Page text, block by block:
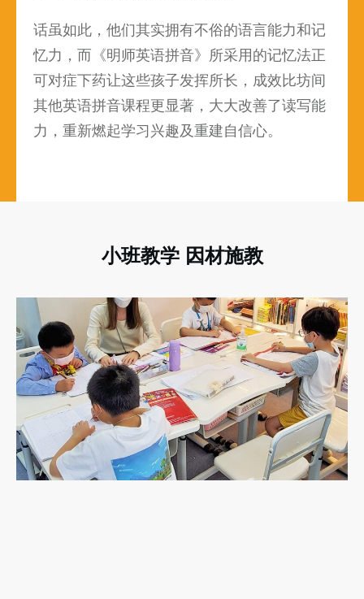
话虽如此，他们其实拥有不俗的语言能力和记
忆力，而《明师英语拼音》所采用的记忆法正
可对症下药让这些孩子发挥所长，成效比坊间
其他英语拼音课程更显著，大大改善了读写能
力，重新燃起学习兴趣及重建自信心。
小班教学 因材施教